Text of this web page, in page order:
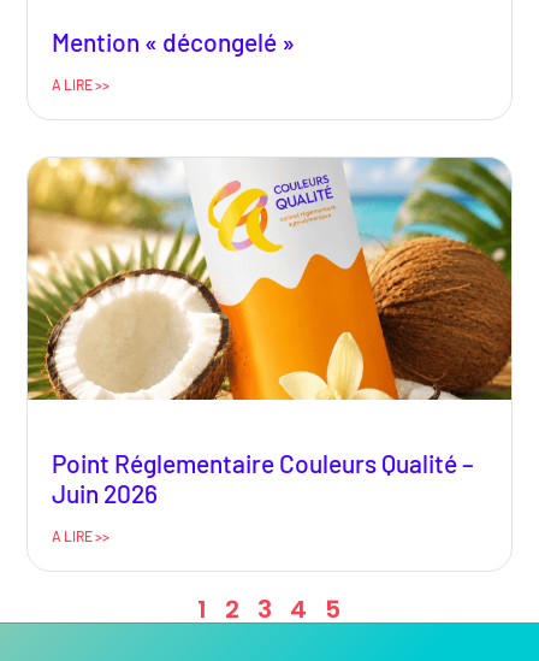
Mention « décongelé »
A LIRE >>
Point Réglementaire Couleurs Qualité –
Juin 2026
A LIRE >>
1 2 3 4 5